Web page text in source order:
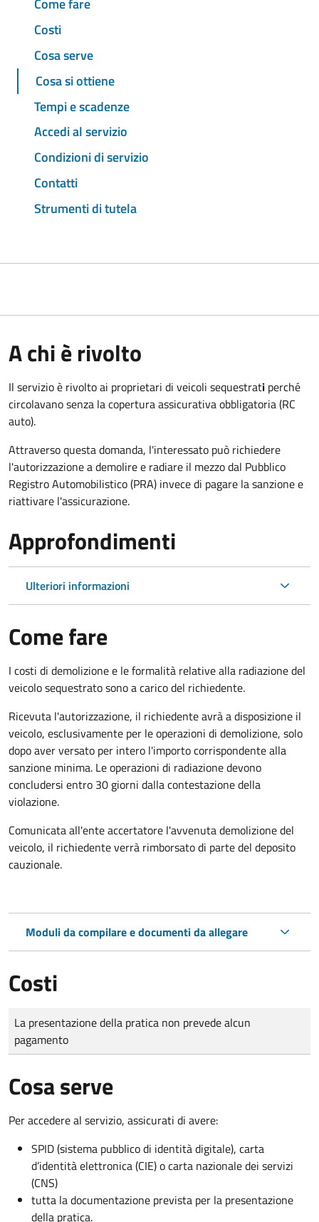
Come fare
Costi
Cosa serve
Cosa si ottiene
Tempi e scadenze
Accedi al servizio
Condizioni di servizio
Contatti
Strumenti di tutela
A chi è rivolto
Il servizio è rivolto ai proprietari di veicoli sequestrati perché
circolavano senza la copertura assicurativa obbligatoria (RC
auto).
Attraverso questa domanda, l'interessato può richiedere
l'autorizzazione a demolire e radiare il mezzo dal Pubblico
Registro Automobilistico (PRA) invece di pagare la sanzione e
riattivare l'assicurazione.
Approfondimenti
Ulteriori informazioni
Come fare
I costi di demolizione e le formalità relative alla radiazione del
veicolo sequestrato sono a carico del richiedente.
Ricevuta l'autorizzazione, il richiedente avrà a disposizione il
veicolo, esclusivamente per le operazioni di demolizione, solo
dopo aver versato per intero l'importo corrispondente alla
sanzione minima. Le operazioni di radiazione devono
concludersi entro 30 giorni dalla contestazione della
violazione.
Comunicata all'ente accertatore l'avvenuta demolizione del
veicolo, il richiedente verrà rimborsato di parte del deposito
cauzionale.
Moduli da compilare e documenti da allegare
Costi
Tipo di pagamento
Importo
La presentazione della pratica non prevede alcun
pagamento
Cosa serve
Per accedere al servizio, assicurati di avere:
SPID (sistema pubblico di identità digitale), carta
d’identità elettronica (CIE) o carta nazionale dei servizi
(CNS)
tutta la documentazione prevista per la presentazione
della pratica.